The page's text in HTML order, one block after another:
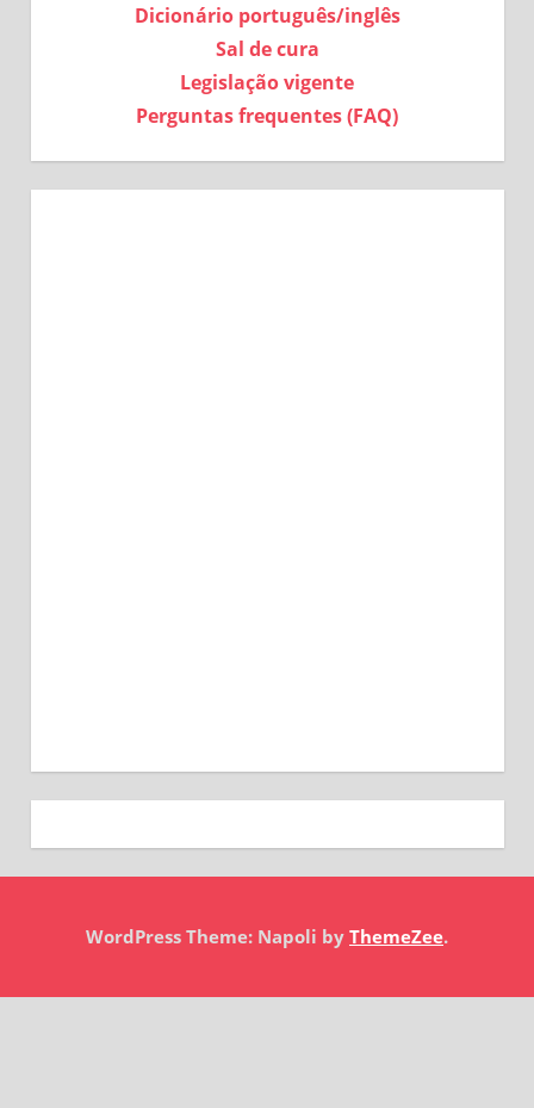
Dicionário português/inglês
Sal de cura
Legislação vigente
Perguntas frequentes (FAQ)
WordPress Theme: Napoli by ThemeZee.